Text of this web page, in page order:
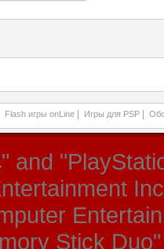
Flash игры onLine Игры для PSP
" and
Stick